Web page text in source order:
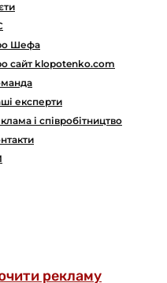
Шефа
сайт klopotenko.com
експерти
і співробітництво
рекламу